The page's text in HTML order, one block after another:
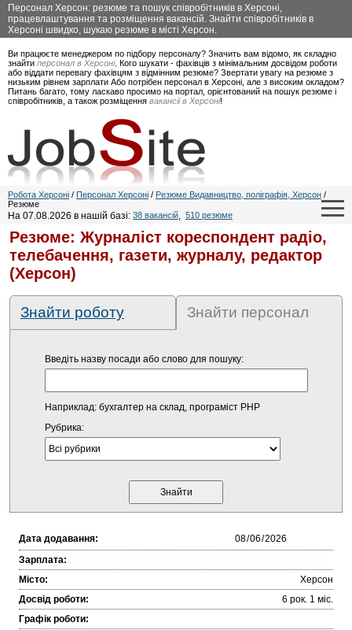
Персонал Херсон: резюме та пошук співробітників в Херсоні,
працевлаштування та розміщення вакансій. Знайти співробітників в
Херсоні швидко, шукаю резюме в місті Херсон.
Ви працюєте менеджером по підбору персоналу? Значить вам відомо, як складно
знайти персонал в Херсоні. Кого шукати - фахівців з мінімальним досвідом роботи
або віддати перевагу фахівцям з відмінним резюме? Звертати увагу на резюме з
низьким рівнем зарплати Або потрібен персонал в Херсоні, але з високим окладом?
Питань багато, тому ласкаво просимо на портал, орієнтований на пошук резюме і
співробітників, а також розміщення вакансії в Херсоні!
Робота Херсоні / Персонал Херсоні / Резюме Видавництво, поліграфія, Херсон /
Резюме
На 07.08.2026 в нашій базі: 38 вакансій, 510 резюме
Резюме: Журналіст кореспондент радіо,
телебачення, газети, журналу, редактор
(Херсон)
Знайти роботу Знайти персонал
Введіть назву посади або слово для пошуку:
Наприклад: бухгалтер на склад, програміст PHP
Рубрика:
Дата додавання:
Зарплата:
Місто:
Херсон
Досвід роботи:
6 рок. 1 міc.
Графік роботи: